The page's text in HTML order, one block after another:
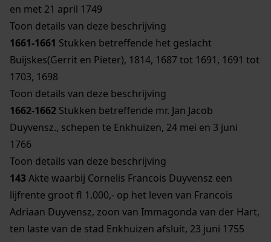
en met 21 april 1749
Toon details van deze beschrijving
1661-1661 Stukken betreffende het geslacht
Buijskes(Gerrit en Pieter), 1814, 1687 tot 1691, 1691 tot
1703, 1698
Toon details van deze beschrijving
1662-1662 Stukken betreffende mr. Jan Jacob
Duyvensz., schepen te Enkhuizen, 24 mei en 3 juni
1766
Toon details van deze beschrijving
143Akte waarbij Cornelis Francois Duyvensz een
lijfrente groot fl 1.000,- op het leven van Francois
Adriaan Duyvensz, zoon van Immagonda van der Hart,
ten laste van de stad Enkhuizen afsluit, 23 juni 1755